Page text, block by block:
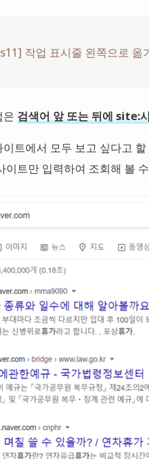
작업 표시줄 왼쪽으로 옮
은 검색어 앞 또는 뒤에 site:
이트에서 모두 보고 싶다고
이트만 입력하여 조회해 볼